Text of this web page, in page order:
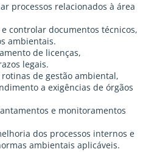
processos relacionados à área
controlar documentos técnicos,
ambientais.
de licenças,
legais.
de gestão ambiental,
a exigências de órgãos
e monitoramentos
dos processos internos e
ambientais aplicáveis.